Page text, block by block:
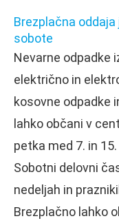
Brezplačna
sobote
Nevarne odpadke
električno in
kosovne odpadke
lahko občani v
petka med 7. in
Sobotni delovni
nedeljah in
Brezplačno lahko